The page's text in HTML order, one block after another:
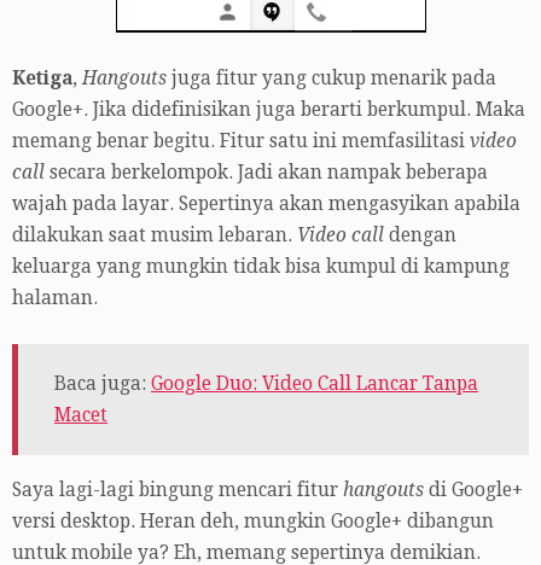
Ketiga,Hangouts juga fitur yang cukup menarik pada
Google+. Jika didefinisikan juga berarti berkumpul. Maka
memang benar begitu. Fitur satu ini memfasilitasi video
call secara berkelompok. Jadi akan nampak beberapa
wajah pada layar. Sepertinya akan mengasyikan apabila
dilakukan saat musim lebaran. Video call dengan
keluarga yang mungkin tidak bisa kumpul di kampung
halaman.
Baca juga: Google Duo: Video Call Lancar Tanpa
Macet
Saya lagi-lagi bingung mencari fitur hangouts di Google+
versi desktop. Heran deh, mungkin Google+ dibangun
untuk mobile ya? Eh, memang sepertinya demikian.